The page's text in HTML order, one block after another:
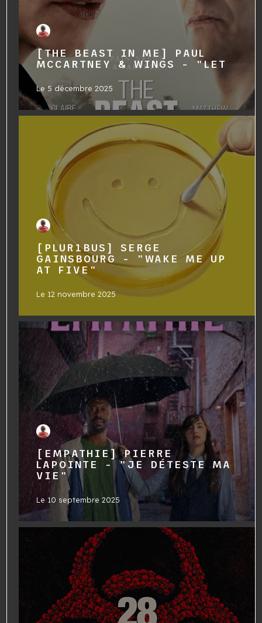
[THE BEAST IN ME] PAUL
MCCARTNEY & WINGS - "LET
Le 5 décembre 2025
[PLUR1BUS] SERGE
GAINSBOURG - "WAKE ME UP
AT FIVE"
Le 12 novembre 2025
[EMPATHIE] PIERRE
LAPOINTE - "JE DÉTESTE MA
VIE"
Le 10 septembre 2025